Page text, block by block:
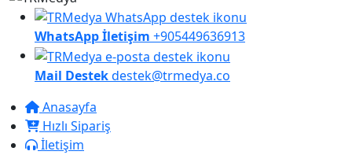
WhatsApp İletişim +905449636913
Mail Destekdestek@trmedya.co
Anasayfa
Hızlı Sipariş
İletişim